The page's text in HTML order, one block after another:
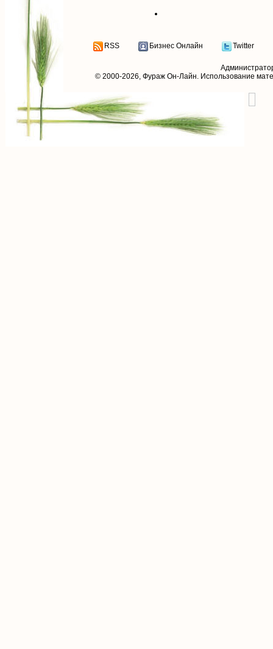
RSS Бизнес Онлайн Twitter
© 2000-2026, Фураж Он-Лайн. Использование